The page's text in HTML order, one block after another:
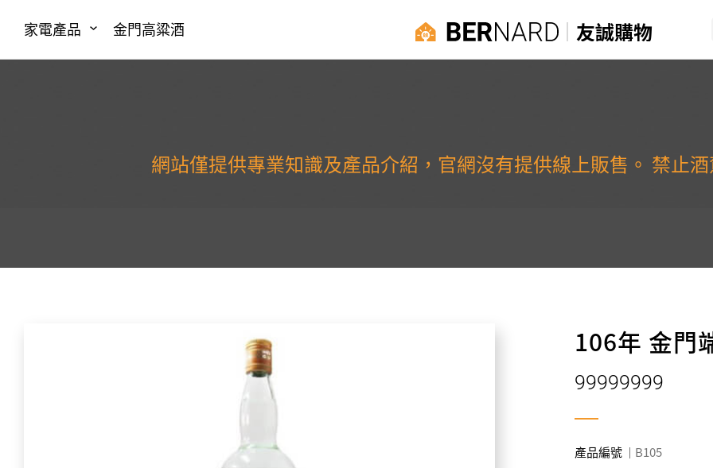
家電產品 金門高粱酒 友誠購物
網站僅提供專業知識及產品介紹，官網沒有提供線上販售。 禁止
106年 金門
99999999
產品編號
B105